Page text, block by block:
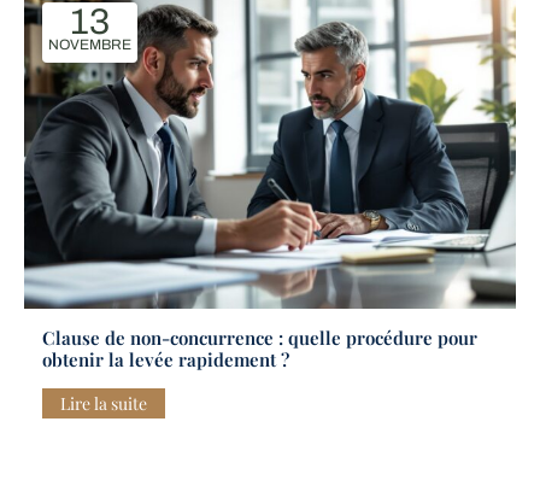
13
NOVEMBRE
Clause de non-concurrence : quelle procédure pour
obtenir la levée rapidement ?
Lire la suite